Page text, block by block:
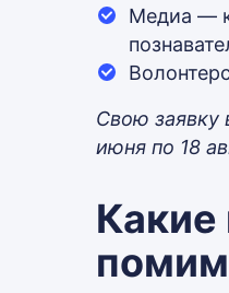
Медиа —
Свою заявку
июня по 18